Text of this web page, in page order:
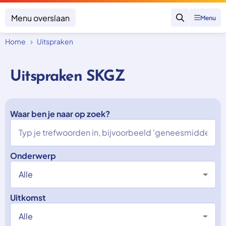
Menu overslaan
Zoeken
Menu
Onderwerpen
Zorgverzekering betalen
Vergoeding van zorg
Zorg in het buitenland
Nieuw in Nederland
Geen zorgverzekering
Uitspraken
Trainingen
Over SKGZ
Nieuws
Casussen
Vacatures
Home Uitspraken
Uitspraken SKGZ
Waar ben je naar op zoek?
Onderwerp
Uitkomst